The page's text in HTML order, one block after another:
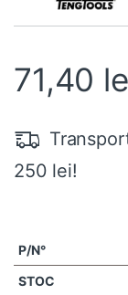
71,40
250 lei!